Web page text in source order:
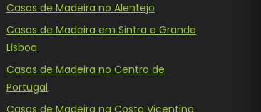
Casas de Madeira no Alentejo
Casas de Madeira em Sintra e Grande
Lisboa
Casas de Madeira no Centro de
Portugal